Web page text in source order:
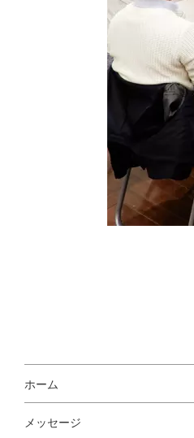
ホーム
メッセージ